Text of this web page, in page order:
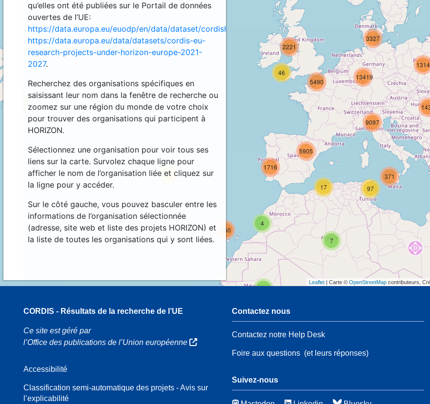
qu’elles ont été publiées sur le Portail de données
ouvertes de l’UE:
https://data.europa.eu/euodp/en/data/dataset/cordisH2020projects.
https://data.europa.eu/data/datasets/cordis-eu-
research-projects-under-horizon-europe-2021-
2027.
Recherchez des organisations spécifiques en
saisissant leur nom dans la fenêtre de recherche ou
zoomez sur une région du monde de votre choix
pour trouver des organisations qui participent à
HORIZON.
Sélectionnez une organisation pour voir tous ses
liens sur la carte. Survolez chaque ligne pour
afficher le nom de l’organisation liée et cliquez sur
la ligne pour y accéder.
Sur le côté gauche, vous pouvez basculer entre les
informations de l’organisation sélectionnée
(adresse, site web et liste des projets HORIZON) et
la liste de toutes les organisations qui y sont liées.
16
44
48
2
4
160
7
97
371
17
46
1716
5905
2221
1314
5490
3327
9097
13419
Leaflet | Carte © OpenStreetMap contributeurs,
CORDIS - Résultats de la recherche de l’UE
Ce site est géré par
l’Office des publications de l’Union européenne
Accessibilité
Classification semi-automatique des projets - Avis sur
l’explicabilité
Contactez nous
Contactez notre Help Desk
Foire aux questions(et leurs réponses)
Suivez-nous